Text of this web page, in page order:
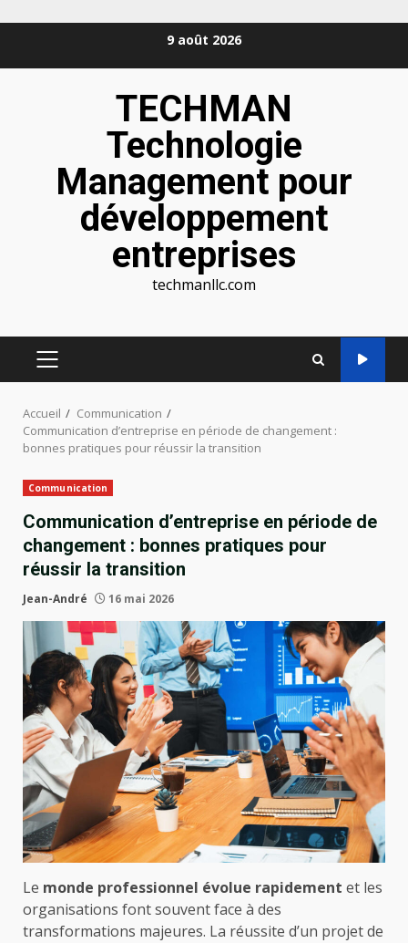
9 août 2026
TECHMAN
Technologie
Management pour
développement
entreprises
techmanllc.com
MENU
Accueil
Communication
Communication d’entreprise en période de changement :
bonnes pratiques pour réussir la transition
Communication
Communication d’entreprise en période de
changement : bonnes pratiques pour
réussir la transition
Jean-André 16 mai 2026
Le monde professionnel évolue rapidement et les
organisations font souvent face à des
transformations majeures. La réussite d’un projet de